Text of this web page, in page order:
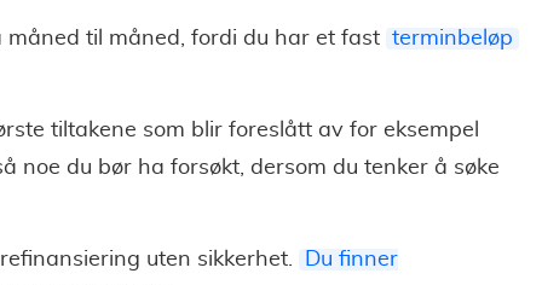
til måned, fordi du har et fast terminbeløp
tiltakene som blir foreslått av for eksempel
noe du bør ha forsøkt, dersom du tenker å søke
uten sikkerhet.
Du finner